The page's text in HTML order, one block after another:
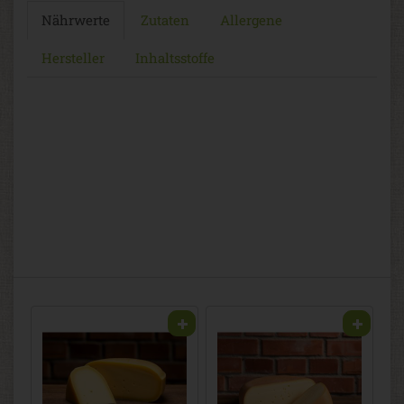
Nährwerte Zutaten Allergene
Hersteller Inhaltsstoffe